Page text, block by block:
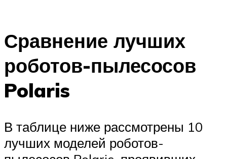
Сравнение лучших
роботов-пылесосов
Polaris
В таблице ниже рассмотрены 10
лучших моделей роботов-